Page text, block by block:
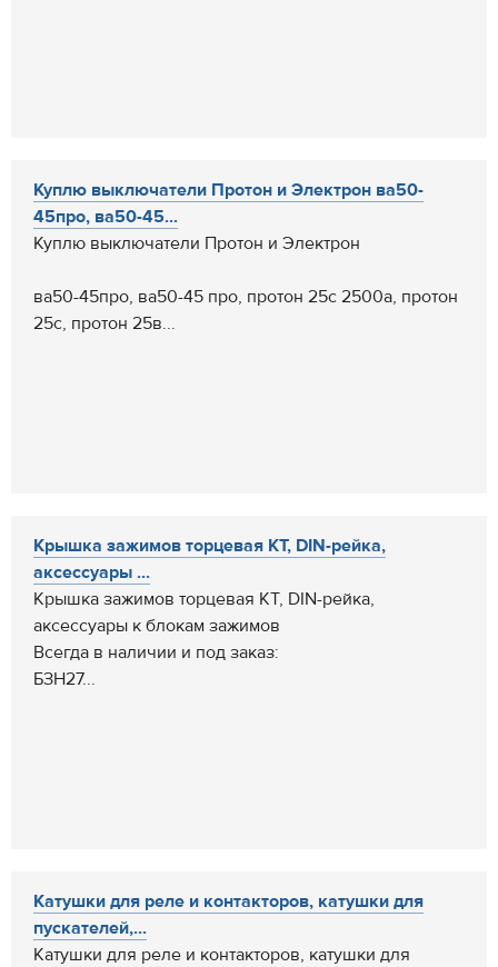
Куплю выключатели Протон и Электрон ва50-
45про, ва50-45...
Куплю выключатели Протон и Электрон
ва50-45про, ва50-45 про, протон 25с 2500а, протон
25с, протон 25в...
Крышка зажимов торцевая КТ, DIN-рейка,
аксессуары ...
Крышка зажимов торцевая КТ, DIN-рейка,
аксессуары к блокам зажимов
Всегда в наличии и под заказ:
БЗН27...
Катушки для реле и контакторов, катушки для
пускателей,...
Катушки для реле и контакторов, катушки для